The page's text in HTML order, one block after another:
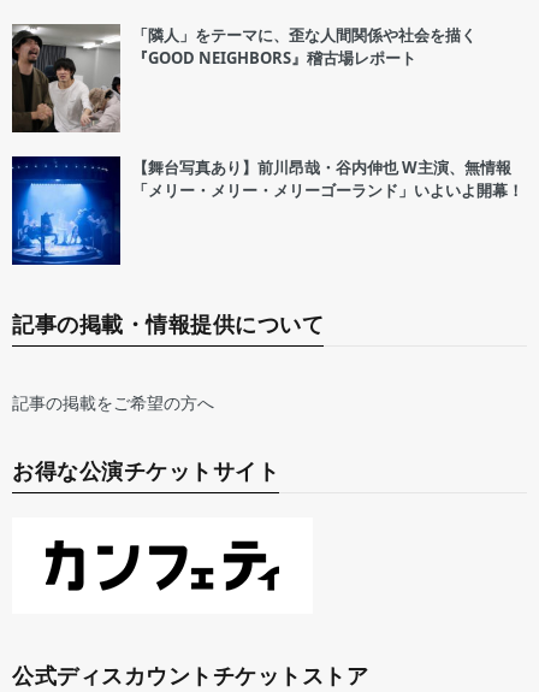
「隣人」をテーマに、歪な人間関係や社会を描く
『GOOD NEIGHBORS』稽古場レポート
【舞台写真あり】前川昂哉・谷内伸也 W主演、無情報
「メリー・メリー・メリーゴーランド」いよいよ開幕！
記事の掲載・情報提供について
記事の掲載をご希望の方へ
お得な公演チケットサイト
公式ディスカウントチケットストア